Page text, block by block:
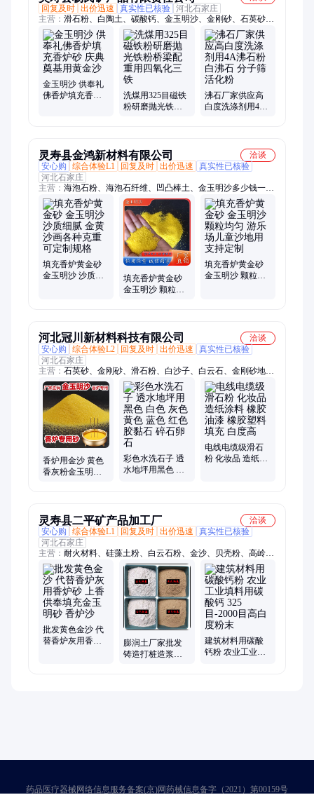
回复及时 出价迅速 真实性已核验 河北石家庄
主营： 滑石粉、白陶土、碳酸钙、金玉明沙、金刚砂、石英砂、
白云石砂、耐火材料、地坪材料、彩色地坪料、高尔夫球场、耐
磨地坪硬化剂
金玉明沙 供奉礼
佛香炉填充香炉
洗煤用325目磁铁
粉研磨抛光铁粉
沸石厂家供应高
白度洗涤剂用4A
灵寿县金鸿新材料有限公司
洽谈
安心购
综合体验L1 回复及时 出价迅速
真实性已核验
河北石家庄
主营： 海泡石粉、海泡石纤维、凹凸棒土、金玉明沙多少钱一
吨、远红外陶瓷粉、珍珠岩、铝矾土粉、红土黄土粉、白黄色粘
土粉、空心玻璃微珠、熟石灰、氧化钙、铁粉铁砂、S95矿粉、
粘土球、氧化铁颜料、轻质碳酸钙、硅藻土、白炭黑、膨润土、
火山石粉、伊利石粉、叶蜡石粉
填充香炉黄金砂
金玉明沙 沙质细
填充香炉黄金砂
金玉明沙 颗粒均
填充香炉黄金砂
金玉明沙 颗粒均
河北冠川新材料科技有限公司
洽谈
安心购
综合体验L2 回复及时 出价迅速
真实性已核验
河北石家庄
主营： 石英砂、金刚砂、滑石粉、白沙子、白云石、金刚砂地坪
材料、膨润土、碳酸钙
香炉用金沙 黄色
香灰粉金玉明沙
彩色水洗石子 透
水地坪用黑色 白
电线电缆级滑石
粉 化妆品 造纸涂
灵寿县二平矿产品加工厂
洽谈
安心购
综合体验L1 回复及时 出价迅速
真实性已核验
河北石家庄
主营： 耐火材料、硅藻土粉、白云石粉、金沙、贝壳粉、高岭
土、滑石粉、石英砂、金刚砂、碳酸钙、玻璃微珠、石墨粉、远
红外粉、石英粉、麦饭石粉、沸石粉、重钙粉、轻钙粉、高纯负
离子液、膨润土、赤石脂粉、鹅卵石雨花石、彩色石子、活性白
土、膨胀石墨、硅酸锆
批发黄色金沙 代
替香炉灰用香炉
膨润土厂家批发
铸造打桩造浆增
建筑材料用碳酸
钙粉 农业工业填
药品医疗器械网络信息服务备案(京)网药械信息备字（2021）第00159号